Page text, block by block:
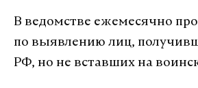
В ведомстве ежемесячно
по выявлению лиц,
РФ, но не вставших на